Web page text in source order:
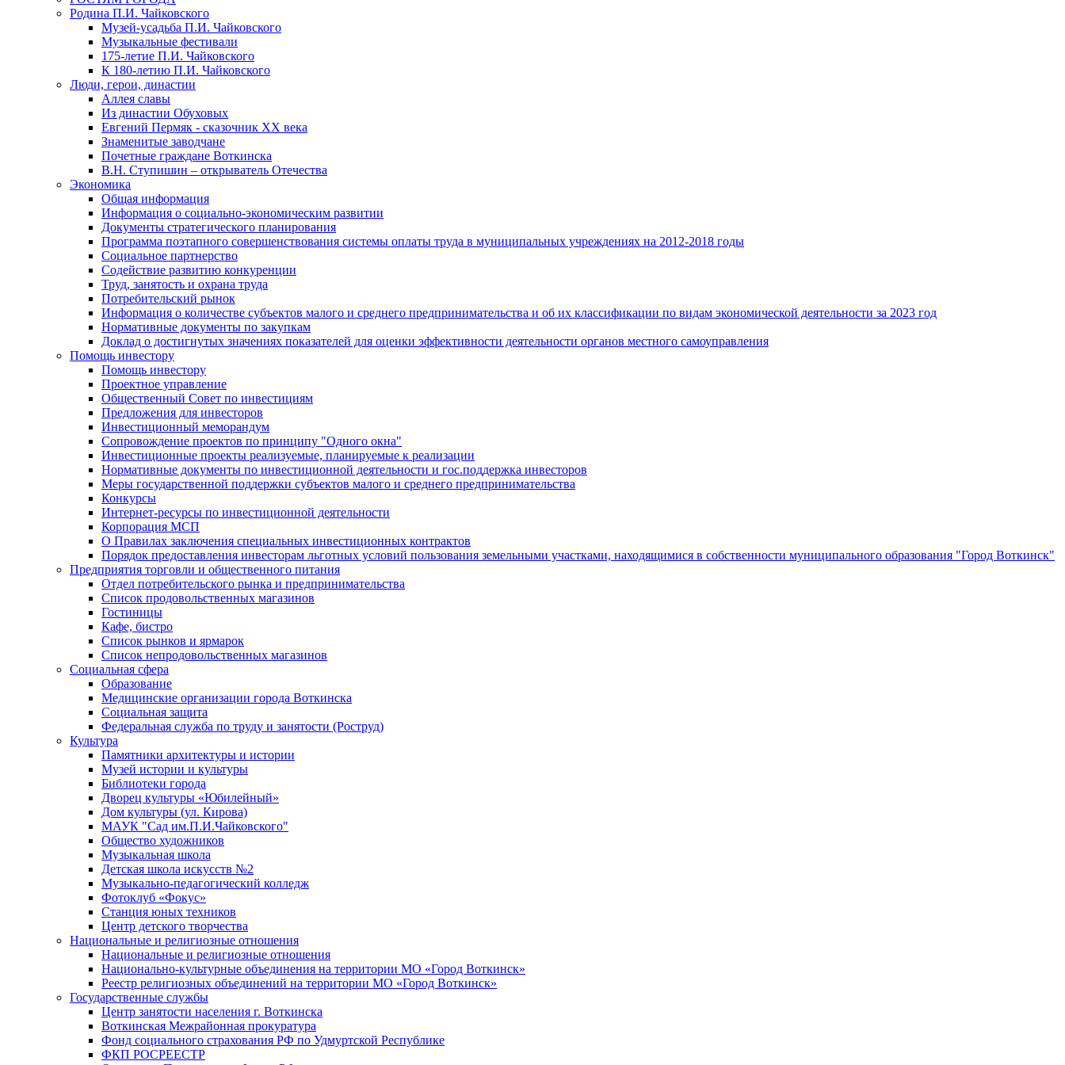
Родина П.И. Чайковского
Музей-усадьба П.И. Чайковского
Музыкальные фестивали
175-летие П.И. Чайковского
К 180-летию П.И. Чайковского
Люди, герои, династии
Аллея славы
Из династии Обуховых
Евгений Пермяк - сказочник XX века
Знаменитые заводчане
Почетные граждане Воткинска
В.Н. Ступишин – открыватель Отечества
Экономика
Общая информация
Информация о социально-экономическим развитии
Документы стратегического планирования
Программа поэтапного совершенствования системы оплаты труда в муниципальных учреждениях на 2012-2018 годы
Социальное партнерство
Содействие развитию конкуренции
Труд, занятость и охрана труда
Потребительский рынок
Информация о количестве субъектов малого и среднего предпринимательства и об их классификации по видам экономической деятельности за 2023 год
Нормативные документы по закупкам
Доклад о достигнутых значениях показателей для оценки эффективности деятельности органов местного самоуправления
Помощь инвестору
Помощь инвестору
Проектное управление
Общественный Совет по инвестициям
Предложения для инвесторов
Инвестиционный меморандум
Сопровождение проектов по принципу "Oдного окна"
Инвестиционные проекты реализуемые, планируемые к реализации
Нормативные документы по инвестиционной деятельности и гос.поддержка инвесторов
Меры государственной поддержки субъектов малого и среднего предпринимательства
Конкурсы
Интернет-ресурсы по инвестиционной деятельности
Корпорация МСП
О Правилах заключения специальных инвестиционных контрактов
Порядок предоставления инвесторам льготных условий пользования земельными участками, находящимися в собственности муниципального образования "Город Воткинск"
Предприятия торговли и общественного питания
Отдел потребительского рынка и предпринимательства
Список продовольственных магазинов
Гостиницы
Кафе, бистро
Cписок рынков и ярмарок
Список непродовольственных магазинов
Социальная сфера
Образование
Медицинские организации города Воткинска
Социальная защита
Федеральная служба по труду и занятости (Роструд)
Культура
Памятники архитектуры и истории
Музей истории и культуры
Библиотеки города
Дворец культуры «Юбилейный»
Дом культуры (ул. Кирова)
МАУК "Сад им.П.И.Чайковского"
Общество художников
Музыкальная школа
Детская школа искусств №2
Музыкально-педагогический колледж
Фотоклуб «Фокус»
Станция юных техников
Центр детского творчества
Национальные и религиозные отношения
Национальные и религиозные отношения
Национально-культурные объединения на территории МО «Город Воткинск»
Реестр религиозных объединений на территории МО «Город Воткинск»
Государственные службы
Центр занятости населения г. Воткинска
Воткинская Межрайонная прокуратура
Фонд социального страхования РФ по Удмуртской Республике
ФКП РОСРЕЕСТР